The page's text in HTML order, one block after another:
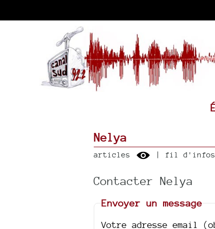
Nelya
articles | fil
Contacter Nelya
Envoyer un message
Votre adresse email